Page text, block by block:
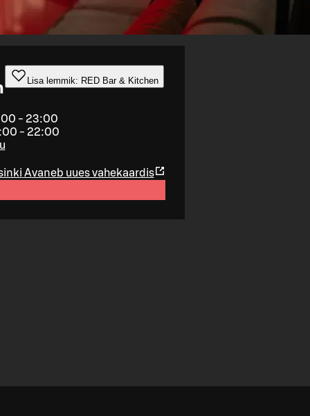
Lisa lemmik: RED Bar & Kitchen
- 23:00
- 22:00
Avaneb uues vahekaardis